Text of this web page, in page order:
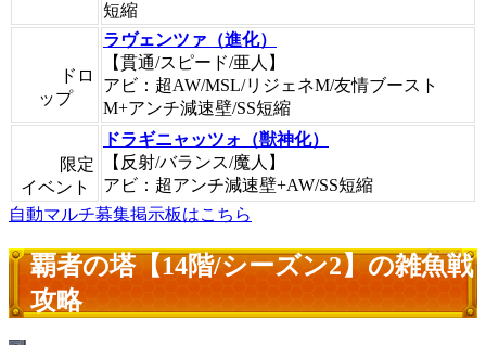
短縮
ドロ
ップ
ラヴェンツァ（進化）
【貫通/スピード/亜人】
アビ：超AW/MSL/リジェネM/友情ブースト
M+アンチ減速壁/SS短縮
限定
イベント
ドラギニャッツォ（獣神化）
【反射/バランス/魔人】
アビ：超アンチ減速壁+AW/SS短縮
自動マルチ募集掲示板はこちら
覇者の塔【14階/シーズン2】の雑魚戦
攻略